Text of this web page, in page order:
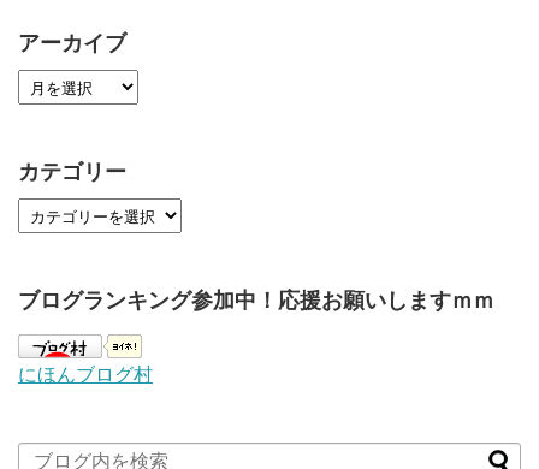
アーカイブ
カテゴリー
ブログランキング参加中！応援お願いしますｍｍ
にほんブログ村